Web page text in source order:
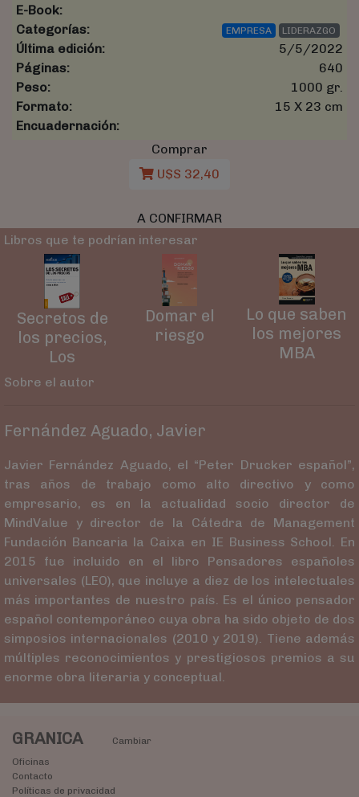
E-Book:
Categorías:
EMPRESA LIDERAZGO
Última edición:
5/5/2022
Páginas:
640
Peso:
1000 gr.
Formato:
15 X 23 cm
Encuadernación:
Comprar
U$S 32,40
A CONFIRMAR
Libros que te podrían interesar
Secretos de
los precios,
Los
Domar el
riesgo
Lo que saben
los mejores
MBA
Sobre el autor
Fernández Aguado, Javier
Javier Fernández Aguado, el “Peter Drucker español”,
tras años de trabajo como alto directivo y como
empresario, es en la actualidad socio director de
MindValue y director de la Cátedra de Management
Fundación Bancaria la Caixa en IE Business School. En
2015 fue incluido en el libro Pensadores españoles
universales (LEO), que incluye a diez de los intelectuales
más importantes de nuestro país. Es el único pensador
español contemporáneo cuya obra ha sido objeto de dos
simposios internacionales (2010 y 2019). Tiene además
múltiples reconocimientos y prestigiosos premios a su
enorme obra literaria y conceptual.
GRANICA
Cambiar
Oficinas
Contacto
Políticas de privacidad